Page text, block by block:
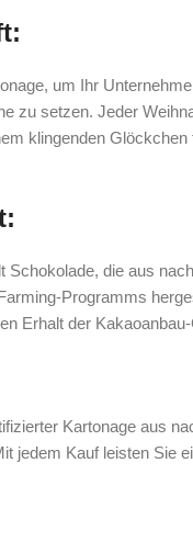
um Ihr
zu setzen. Jeder
klingenden
Schokolade, die aus
Programms
Erhalt der
Kartonage aus
jedem Kauf leisten Sie